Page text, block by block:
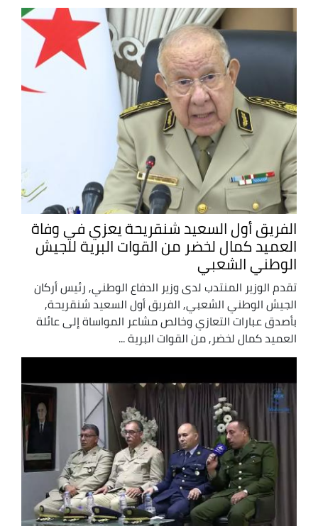
الفريق أول السعيد شنقريحة يعزي في وفاة
العميد كمال لخضر من القوات البرية للجيش
الوطني الشعبي
تقدم الوزير المنتدب لدى وزير الدفاع الوطني, رئيس أركان
الجيش الوطني الشعبي, الفريق أول السعيد شنقريحة,
بأصدق عبارات التعازي وخالص مشاعر المواساة إلى عائلة
العميد كمال لخضر, من القوات البرية ...